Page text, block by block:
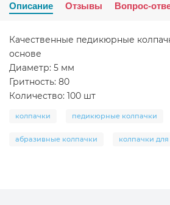
Описание Отзывы Вопрос-
Качественные педикюрные
основе
Диаметр: 5 мм
Гритность: 80
Количество: 100 шт
колпачки педикюрные колпачки
абразивные колпачки колпачки